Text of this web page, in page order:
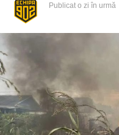
Publicat o zi în urmă